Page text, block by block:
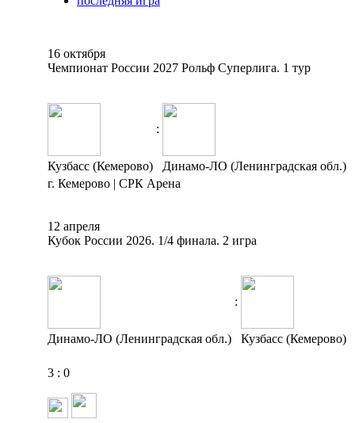
16 октября
Чемпионат России 2027 Рольф Суперлига. 1 тур
:
Кузбасс (Кемерово)
Динамо-ЛО (Ленинградская обл.)
г. Кемерово | СРК Арена
12 апреля
Кубок России 2026. 1/4 финала. 2 игра
:
Динамо-ЛО (Ленинградская обл.) Кузбасс (Кемерово)
3 : 0